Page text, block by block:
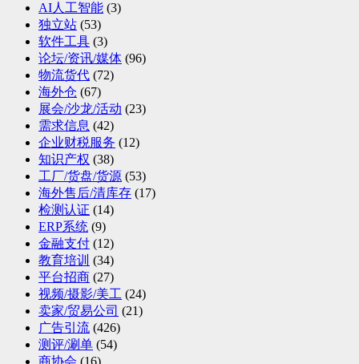
AI人工智能 (3)
独立站 (53)
软件工具 (3)
论坛/资讯/媒体 (96)
物流货代 (72)
海外仓 (67)
展会/沙龙/活动 (23)
需求信息 (42)
企业财税服务 (12)
知识产权 (38)
工厂/货盘/货源 (53)
海外售后/清库存 (17)
检测认证 (14)
ERP系统 (9)
金融支付 (12)
教育培训 (34)
平台招商 (27)
视频/摄影/美工 (24)
卖家/贸易公司 (21)
广告引流 (426)
测评/涮单 (54)
商协会 (16)